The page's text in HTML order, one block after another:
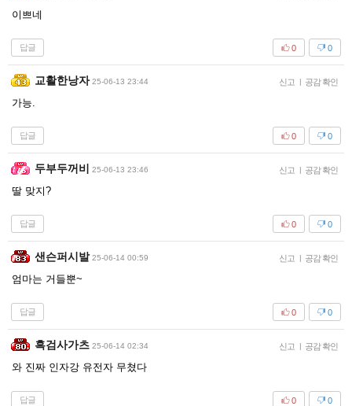
이쁘네
답글 0
0
교활한낭자 25-06-13 23:44 신고 | 공감 확인
가능.
답글 0
0
두부두꺼비 25-06-13 23:46 신고 | 공감 확인
딸 맞지?
답글 0
0
샌슨퍼시발 25-06-14 00:59 신고 | 공감 확인
엄마는 거들뿐~
답글 0
0
흑검사가츠 25-06-14 02:34 신고 | 공감 확인
와 진짜 인자강 유전자 무쳤다
답글 0
0